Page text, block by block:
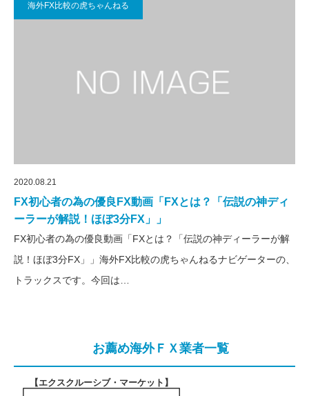
海外FX比較の虎ちゃんねる
2020.08.21
FX初心者の為の優良FX動画「FXとは？「伝説の神ディ
ーラーが解説！ほぼ3分FX」」
FX初心者の為の優良動画「FXとは？「伝説の神ディーラーが解
説！ほぼ3分FX」」海外FX比較の虎ちゃんねるナビゲーターの、
トラックスです。今回は…
お薦め海外ＦＸ業者一覧
【エクスクルーシブ・マーケット 】